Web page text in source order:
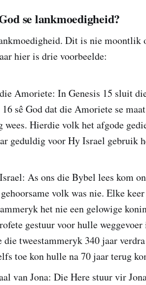
se lankmoedigheid?
Dit is nie moontlik
hier is drie voorbeelde:
Amoriete: In Genesis 15 sluit
sê God dat die Amoriete se
Hierdie volk het afgode
geduldig voor Hy Israel gebruik
As ons die Bybel lees kom
volk was nie. Elke
het nie een gelowige
gestuur voor hulle
tweestammeryk 340 jaar
toe kon hulle na 70 jaar terug
van Jona: Die Here stuur vir